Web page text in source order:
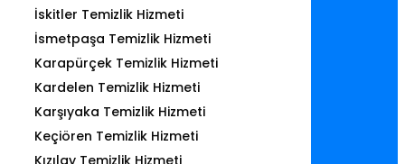
İskitler Temizlik Hizmeti
İsmetpaşa Temizlik Hizmeti
Karapürçek Temizlik Hizmeti
Kardelen Temizlik Hizmeti
Karşıyaka Temizlik Hizmeti
Keçiören Temizlik Hizmeti
Kızılay Temizlik Hizmeti